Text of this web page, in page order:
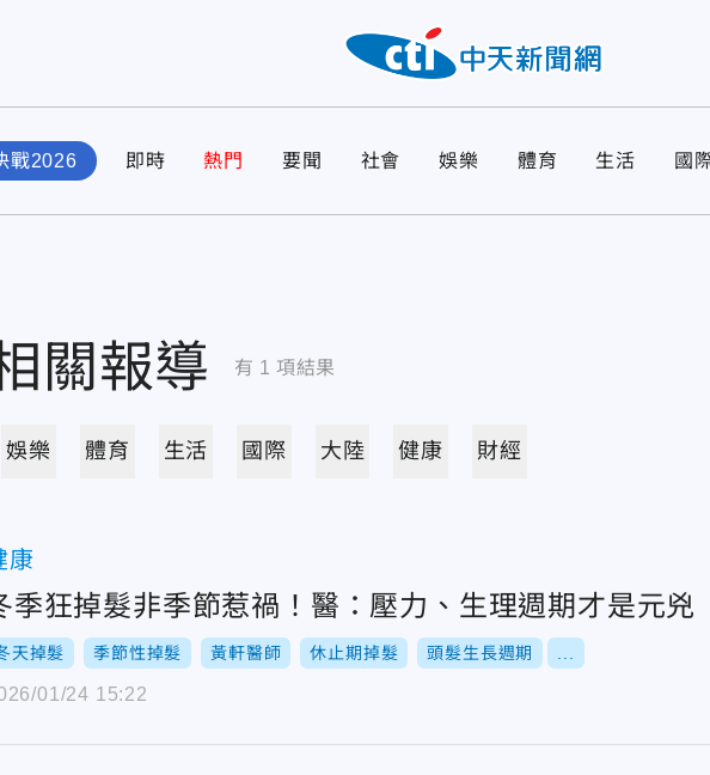
戰2026 即時 熱門 要聞 社會 娛樂 體育 生活 國
關報導 有 1 項結果
娛樂 體育 生活 國際 大陸 健康 財經
康
季狂掉髮非季節惹禍！醫：壓力、生理週期才是元兇
天掉髮 季節性掉髮 黃軒醫師 休止期掉髮 頭髮生長週期
01/24 15:22